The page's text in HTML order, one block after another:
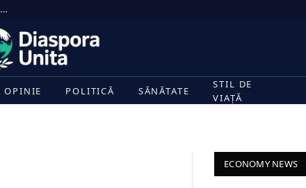
Senatul SUA face un pas decisiv pentru prima reglementare federală a pieței criptomonedelor
OPINIE POLITICĂ SĂNĂTATE
STIL DE
VIAȚĂ
ECONOMY NEWS